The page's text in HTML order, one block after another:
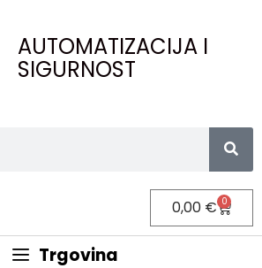
AUTOMATIZACIJA I
SIGURNOST
0,00 € 0
Trgovina